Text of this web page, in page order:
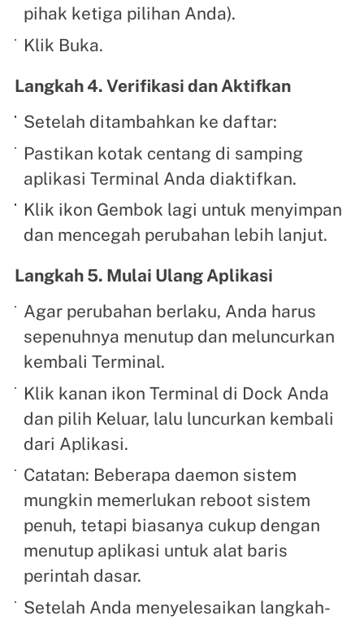
pihak ketiga pilihan Anda).
Klik Buka.
Langkah 4. Verifikasi dan Aktifkan
Setelah ditambahkan ke daftar:
Pastikan kotak centang di samping
aplikasi Terminal Anda diaktifkan.
Klik ikon Gembok lagi untuk menyimpan
dan mencegah perubahan lebih lanjut.
Langkah 5. Mulai Ulang Aplikasi
Agar perubahan berlaku, Anda harus
sepenuhnya menutup dan meluncurkan
kembali Terminal.
Klik kanan ikon Terminal di Dock Anda
dan pilih Keluar, lalu luncurkan kembali
dari Aplikasi.
Catatan: Beberapa daemon sistem
mungkin memerlukan reboot sistem
penuh, tetapi biasanya cukup dengan
menutup aplikasi untuk alat baris
perintah dasar.
Setelah Anda menyelesaikan langkah-